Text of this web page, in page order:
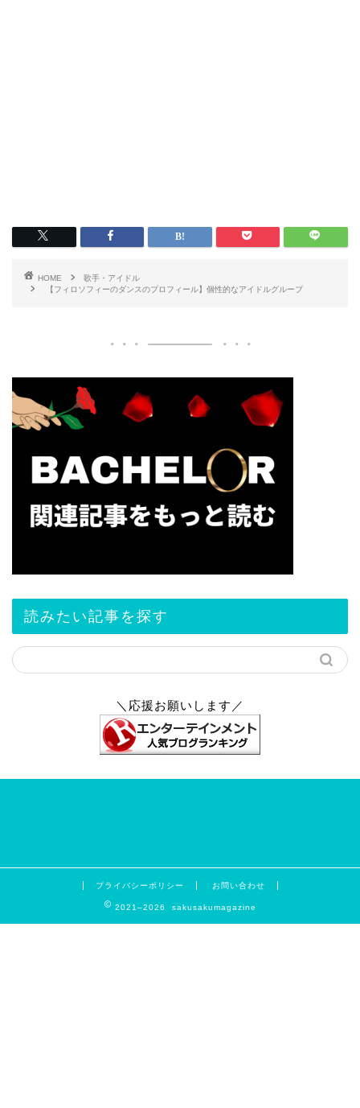
HOME
歌手・アイドル
【フィロソフィーのダンスのプロフィール】個性的なアイドルグループ
読みたい記事を探す
＼応援お願いします／
プライバシーポリシー お問い合わせ
2021–2026 sakusakumagazine